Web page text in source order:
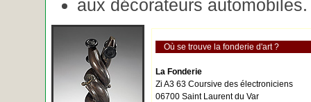
aux décorateurs automobiles.
Où se trouve la fonderie d'art ?
La Fonderie
Zi A3 63 Coursive des électroniciens
06700 Saint Laurent du Var